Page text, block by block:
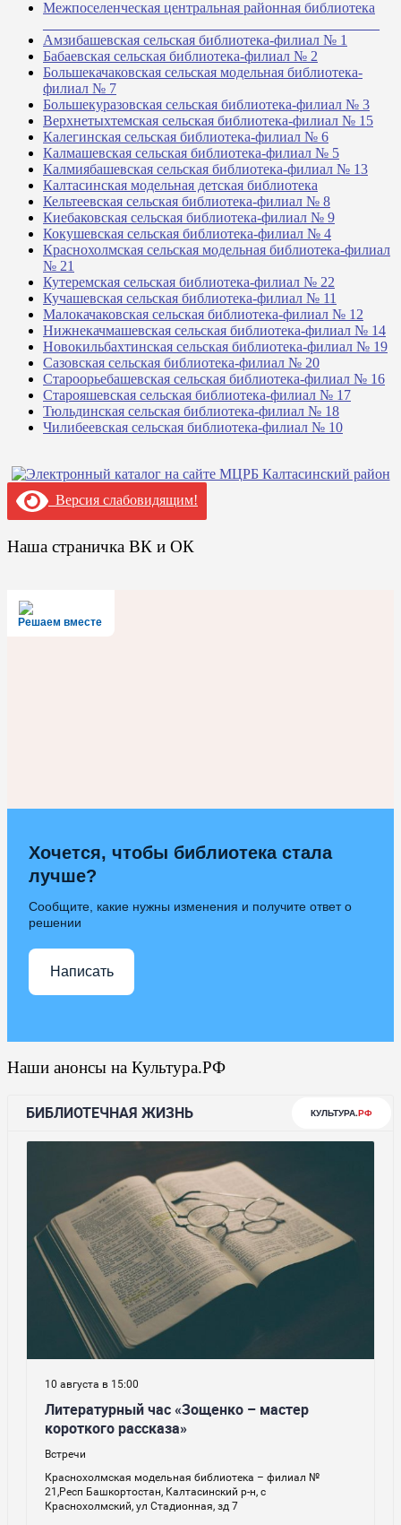
Межпоселенческая центральная районная библиотека
Амзибашевская сельская библиотека-филиал № 1
Бабаевская сельская библиотека-филиал № 2
Большекачаковская сельская модельная библиотека-
филиал № 7
Большекуразовская сельская библиотека-филиал № 3
Верхнетыхтемская сельская библиотека-филиал № 15
Калегинская сельская библиотека-филиал № 6
Калмашевская сельская библиотека-филиал № 5
Калмиябашевская сельская библиотека-филиал № 13
Калтасинская модельная детская библиотека
Кельтеевская сельская библиотека-филиал № 8
Киебаковская сельская библиотека-филиал № 9
Кокушевская сельская библиотека-филиал № 4
Краснохолмская сельская модельная библиотека-филиал
№ 21
Кутеремская сельская библиотека-филиал № 22
Кучашевская сельская библиотека-филиал № 11
Малокачаковская сельская библиотека-филиал № 12
Нижнекачмашевская сельская библиотека-филиал № 14
Новокильбахтинская сельская библиотека-филиал № 19
Сазовская сельская библиотека-филиал № 20
Староорьебашевская сельская библиотека-филиал № 16
Старояшевская сельская библиотека-филиал № 17
Тюльдинская сельская библиотека-филиал № 18
Чилибеевская сельская библиотека-филиал № 10
Версия слабовидящим!
Наша страничка ВК и ОК
Решаем вместе
Хочется, чтобы библиотека стала
лучше?
Сообщите, какие нужны изменения и получите ответ о
решении
Написать
Наши анонсы на Культура.РФ